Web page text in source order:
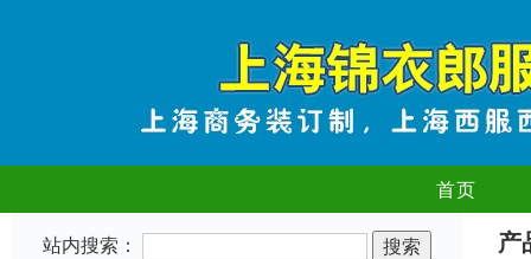
首页
站内搜索： 产